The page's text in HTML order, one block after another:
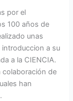
por el
100 años de
unas
introduccion a su
a la CIENCIA.
de
han